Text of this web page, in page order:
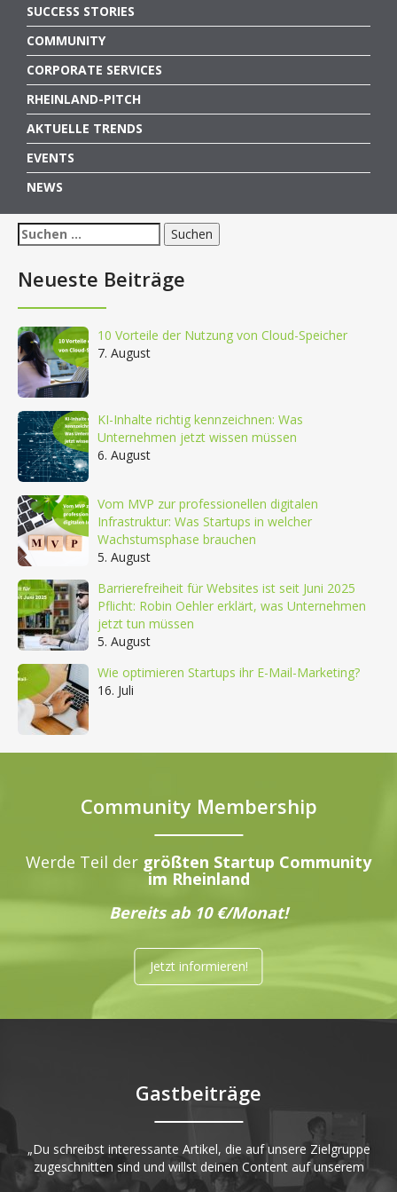
SUCCESS STORIES
COMMUNITY
CORPORATE SERVICES
RHEINLAND-PITCH
AKTUELLE TRENDS
EVENTS
NEWS
Suchen
nach:
Neueste Beiträge
10 Vorteile der Nutzung von Cloud-Speicher
7. August
KI-Inhalte richtig kennzeichnen: Was
Unternehmen jetzt wissen müssen
6. August
Vom MVP zur professionellen digitalen
Infrastruktur: Was Startups in welcher
Wachstumsphase brauchen
5. August
Barrierefreiheit für Websites ist seit Juni 2025
Pflicht: Robin Oehler erklärt, was Unternehmen
jetzt tun müssen
5. August
Wie optimieren Startups ihr E-Mail-Marketing?
16. Juli
Community Membership
Werde Teil der größten Startup Community
im Rheinland
Bereits ab 10 €/Monat!
Jetzt informieren!
Gastbeiträge
„Du schreibst interessante Artikel, die auf unsere Zielgruppe
zugeschnitten sind und willst deinen Content auf unserem